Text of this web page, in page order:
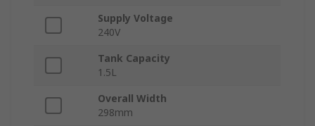
Supply Voltage
240V
Tank Capacity
1.5L
Overall Width
298mm